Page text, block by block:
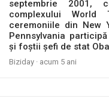
septembrie 2001,
complexului World
ceremoniile din New
Pennsylvania
și foștii șefi de stat
Biziday · acum 5 ani